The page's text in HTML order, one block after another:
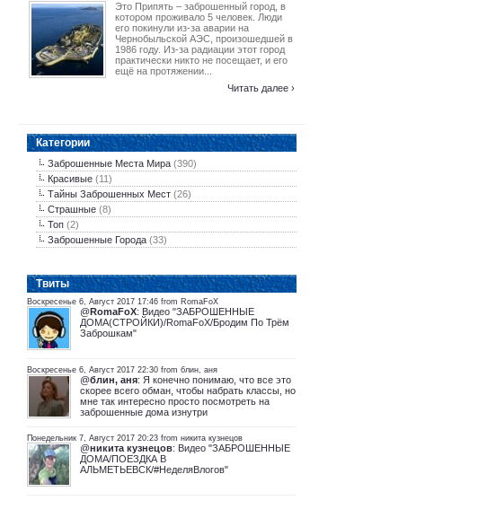
Это Припять – заброшенный город, в
котором проживало 5 человек. Люди
его покинули из-за аварии на
Чернобыльской АЭС, произошедшей в
1986 году. Из-за радиации этот город
практически никто не посещает, и его
ещё на протяжении...
Читать далее ›
Категории
Заброшенные Места Мира (390)
Красивые (11)
Тайны Заброшенных Мест (26)
Страшные (8)
Топ (2)
Заброшенные Города (33)
Tвиты
Воскресенье 6, Август 2017 17:46 from RomaFoX
@RomaFoX: Видео "ЗАБРОШЕННЫЕ
ДОМА(СТРОЙКИ)/RomaFoX/Бродим По Трём
Заброшкам"
Воскресенье 6, Август 2017 22:30 from блин, аня
@блин, аня: Я конечно понимаю, что все это
скорее всего обман, чтобы набрать классы, но
мне так интересно просто посмотреть на
заброшенные дома изнутри
Понедельник 7, Август 2017 20:23 from никита кузнецов
@никита кузнецов: Видео "ЗАБРОШЕННЫЕ
ДОМА/ПОЕЗДКА В
АЛЬМЕТЬЕВСК/#НеделяВлогов"